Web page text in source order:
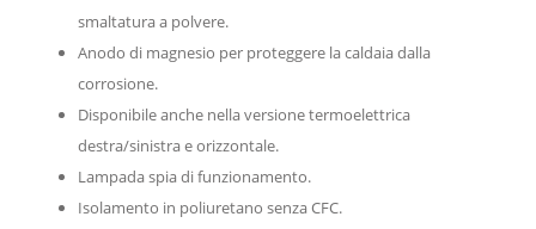
smaltatura a polvere.
Anodo di magnesio per proteggere la caldaia dalla
corrosione.
Disponibile anche nella versione termoelettrica
destra/sinistra e orizzontale.
Lampada spia di funzionamento.
Isolamento in poliuretano senza CFC.